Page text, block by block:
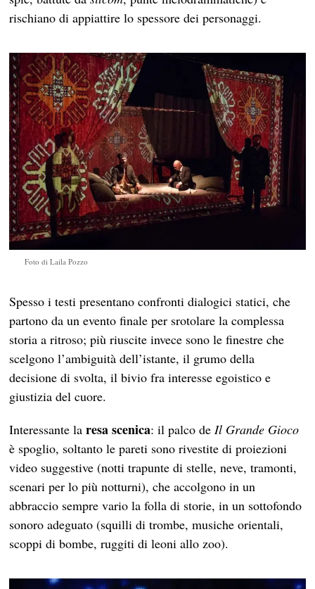
rischiano di appiattire lo spessore dei personaggi.
Foto di Laila Pozzo
Spesso i testi presentano confronti dialogici statici, che
partono da un evento finale per srotolare la complessa
storia a ritroso; più riuscite invece sono le finestre che
scelgono l’ambiguità dell’istante, il grumo della
decisione di svolta, il bivio fra interesse egoistico e
giustizia del cuore.
Interessante laresa scenica: il palco deIl Grande Gioco
è spoglio, soltanto le pareti sono rivestite di proiezioni
video suggestive (notti trapunte di stelle, neve, tramonti,
scenari per lo più notturni), che accolgono in un
abbraccio sempre vario la folla di storie, in un sottofondo
sonoro adeguato (squilli di trombe, musiche orientali,
scoppi di bombe, ruggiti di leoni allo zoo).